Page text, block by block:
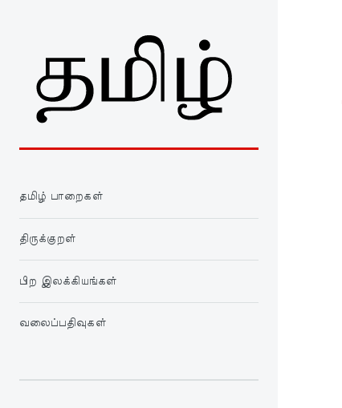
தமிழ் பாறைகள்
திருக்குறள்
பிற இலக்கியங்கள்
வலைப்பதிவுகள்